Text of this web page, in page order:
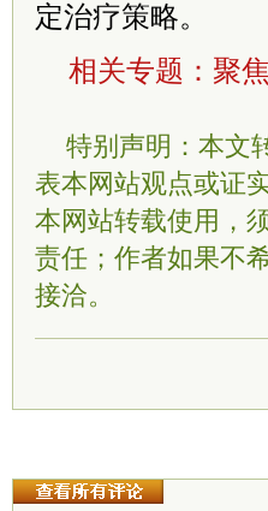
定治疗策略。
相关专题： 聚
特别声明：本文
表本网站观点或证
本网站转载使用，
责任；作者如果不
接洽。